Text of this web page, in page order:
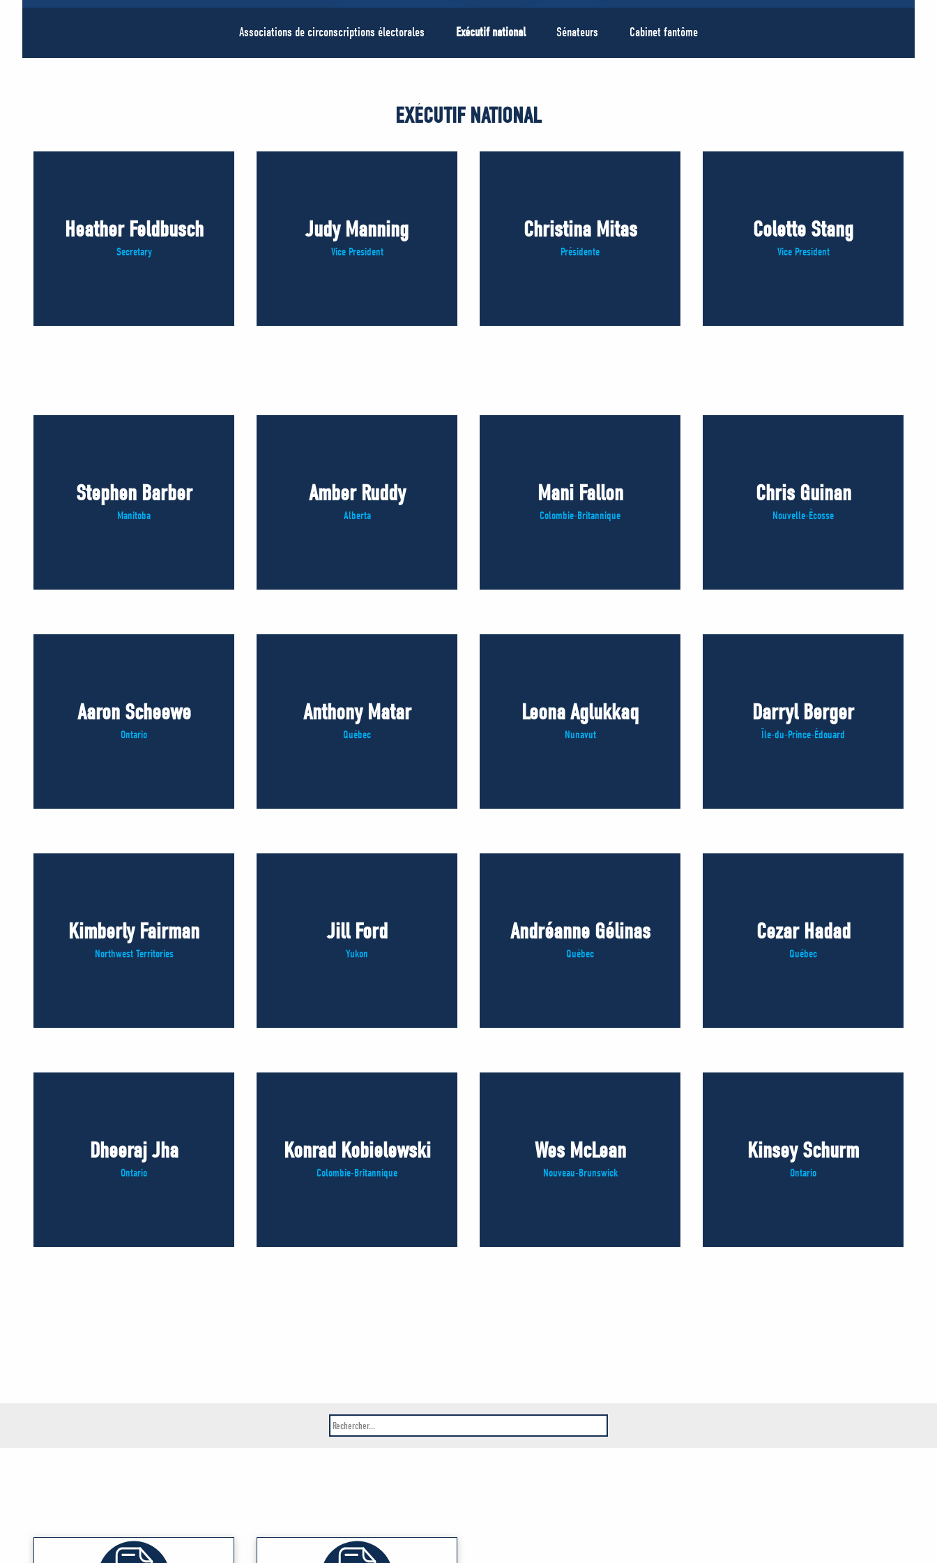
Associations de circonscriptions électorales Exécutif national Sénateurs Cabinet fantôme
EXÉCUTIF NATIONAL
Heather Feldbusch
Secretary
Judy Manning
Vice President
Christina Mitas
Présidente
Colette Stang
Vice President
Stephen Barber
Manitoba
Amber Ruddy
Alberta
Mani Fallon
Colombie-Britannique
Chris Guinan
Nouvelle-Écosse
Aaron Scheewe
Ontario
Anthony Matar
Québec
Leona Aglukkaq
Nunavut
Darryl Berger
Île-du-Prince-Édouard
Kimberly Fairman
Northwest Territories
Jill Ford
Yukon
Andréanne Gélinas
Québec
Cezar Hadad
Québec
Dheeraj Jha
Ontario
Konrad Kobielewski
Colombie-Britannique
Wes McLean
Nouveau-Brunswick
Kinsey Schurm
Ontario